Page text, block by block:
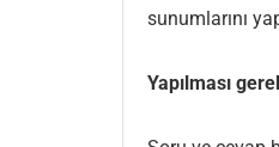
sunumlarını
Yapılması